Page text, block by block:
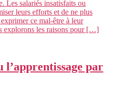
Les salariés insatisfaits ou
leurs efforts et de ne plus
ce mal-être à leur
explorons les raisons pour […]
l’apprentissage par